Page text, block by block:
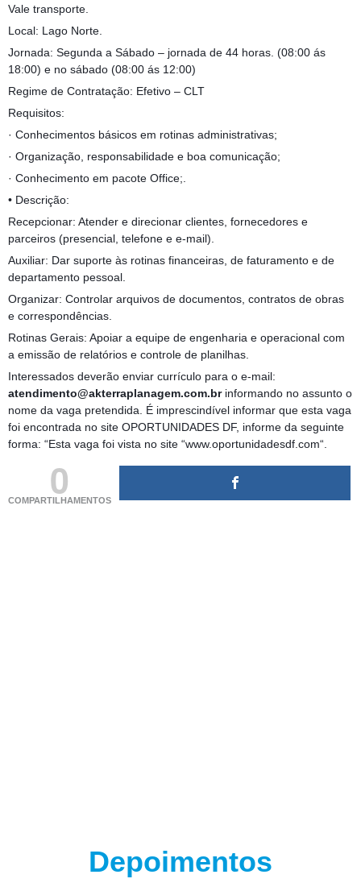
Vale transporte.
Local: Lago Norte.
Jornada: Segunda a Sábado – jornada de 44 horas. (08:00 ás
18:00) e no sábado (08:00 ás 12:00)
Regime de Contratação: Efetivo – CLT
Requisitos:
· Conhecimentos básicos em rotinas administrativas;
· Organização, responsabilidade e boa comunicação;
· Conhecimento em pacote Office;.
• Descrição:
Recepcionar: Atender e direcionar clientes, fornecedores e
parceiros (presencial, telefone e e-mail).
Auxiliar: Dar suporte às rotinas financeiras, de faturamento e de
departamento pessoal.
Organizar: Controlar arquivos de documentos, contratos de obras
e correspondências.
Rotinas Gerais: Apoiar a equipe de engenharia e operacional com
a emissão de relatórios e controle de planilhas.
Interessados deverão enviar currículo para o e-mail:
atendimento@akterraplanagem.com.brinformando no assunto o
nome da vaga pretendida. É imprescindível informar que esta vaga
foi encontrada no site OPORTUNIDADES DF, informe da seguinte
forma: “Esta vaga foi vista no site “www.oportunidadesdf.com“.
0
COMPARTILHAMENTOS
Depoimentos